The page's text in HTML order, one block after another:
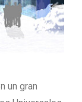
un gran